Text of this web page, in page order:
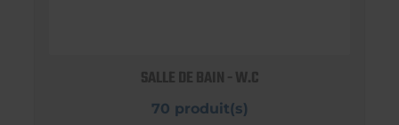
SALLE DE BAIN - W.C
70 produit(s)